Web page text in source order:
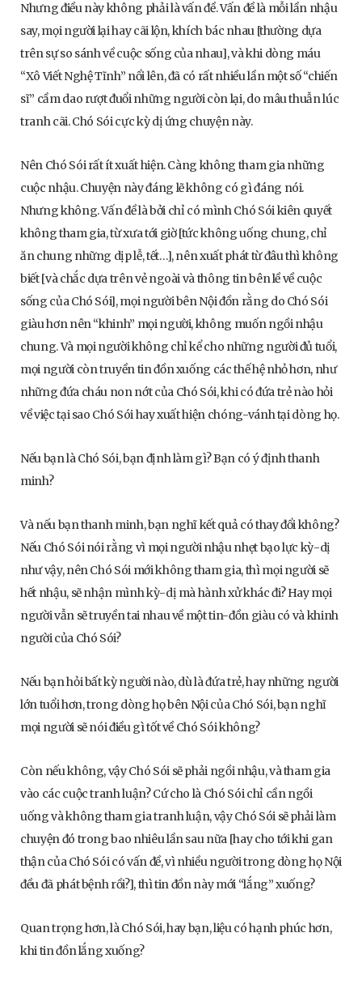
Nhưng điều này không phải là vấn đề. Vấn đề là mỗi lần nhậu
say, mọi người lại hay cãi lộn, khích bác nhau [thường dựa
trên sự so sánh về cuộc sống của nhau], và khi dòng máu
“Xô Viết Nghệ Tĩnh” nổi lên, đã có rất nhiều lần một số “chiến
sĩ” cầm dao rượt đuổi những người còn lại, do mâu thuẫn lúc
tranh cãi. Chó Sói cực kỳ dị ứng chuyện này.
Nên Chó Sói rất ít xuất hiện. Càng không tham gia những
cuộc nhậu. Chuyện này đáng lẽ không có gì đáng nói.
Nhưng không. Vấn đề là bởi chỉ có mình Chó Sói kiên quyết
không tham gia, từ xưa tới giờ [tức không uống chung, chỉ
ăn chung những dịp lễ, tết…], nên xuất phát từ đâu thì không
biết [và chắc dựa trên vẻ ngoài và thông tin bên lề về cuộc
sống của Chó Sói], mọi người bên Nội đồn rằng do Chó Sói
giàu hơn nên “khinh” mọi người, không muốn ngồi nhậu
chung. Và mọi người không chỉ kể cho những người đủ tuổi,
mọi người còn truyền tin đồn xuống các thế hệ nhỏ hơn, như
những đứa cháu non nớt của Chó Sói, khi có đứa trẻ nào hỏi
về việc tại sao Chó Sói hay xuất hiện chóng-vánh tại dòng họ.
Nếu bạn là Chó Sói, bạn định làm gì? Bạn có ý định thanh
minh?
Và nếu bạn thanh minh, bạn nghĩ kết quả có thay đổi không?
Nếu Chó Sói nói rằng vì mọi người nhậu nhẹt bạo lực kỳ-dị
như vậy, nên Chó Sói mới không tham gia, thì mọi người sẽ
hết nhậu, sẽ nhận mình kỳ-dị mà hành xử khác đi? Hay mọi
người vẫn sẽ truyền tai nhau về một tin-đồn giàu có và khinh
người của Chó Sói?
Nếu bạn hỏi bất kỳ người nào, dù là đứa trẻ, hay những người
lớn tuổi hơn, trong dòng họ bên Nội của Chó Sói, bạn nghĩ
mọi người sẽ nói điều gì tốt về Chó Sói không?
Còn nếu không, vậy Chó Sói sẽ phải ngồi nhậu, và tham gia
vào các cuộc tranh luận? Cứ cho là Chó Sói chỉ cần ngồi
uống và không tham gia tranh luận, vậy Chó Sói sẽ phải làm
chuyện đó trong bao nhiêu lần sau nữa [hay cho tới khi gan
thận của Chó Sói có vấn đề, vì nhiều người trong dòng họ Nội
đều đã phát bệnh rồi?], thì tin đồn này mới “lắng” xuống?
Quan trọng hơn, là Chó Sói, hay bạn, liệu có hạnh phúc hơn,
khi tin đồn lắng xuống?